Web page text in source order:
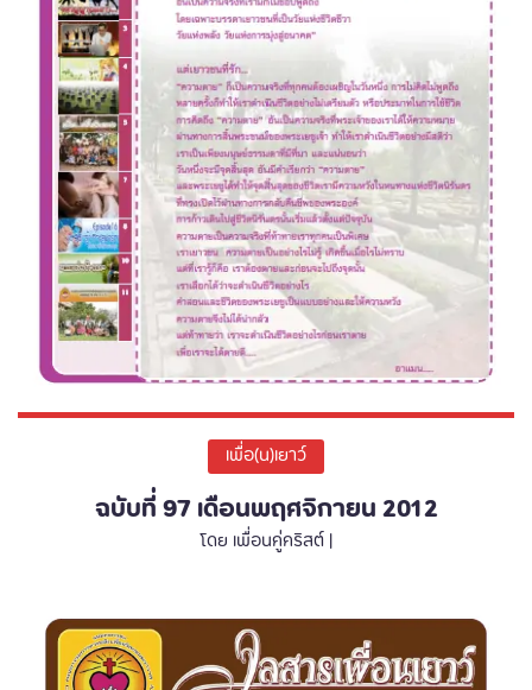
เพื่อ(น)เยาว์
ฉบับที่ 97 เดือนพฤศจิกายน 2012
โดย เพื่อนคู่คริสต์ |